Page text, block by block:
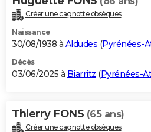
Créer une cagnotte obsèques
Naissance
30/08/1938 à Aldudes (Pyrénées-
Décès
03/06/2025 à Biarritz (Pyrénées-
Thierry FONS (65 ans)
Créer une cagnotte obsèques